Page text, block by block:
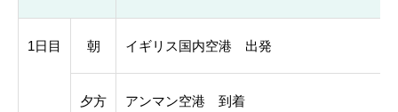
1日目 朝 イギリス国内空港 出発
夕方
アンマン空港 到着